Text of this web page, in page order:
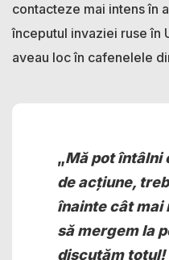
contacteze mai intens în
începutul invaziei ruse în
aveau loc în cafenelele
„Mă pot întâlni
de acțiune,
înainte cât mai
să mergem la
discutăm